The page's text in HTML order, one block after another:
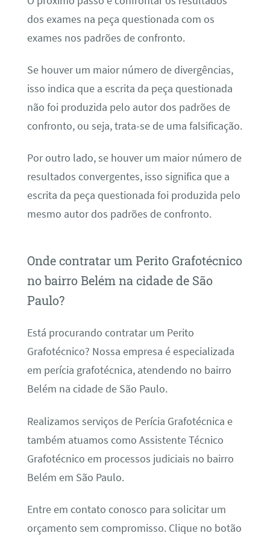
dos exames na peça questionada com os
exames nos padrões de confronto.
Se houver um maior número de divergências,
isso indica que a escrita da peça questionada
não foi produzida pelo autor dos padrões de
confronto, ou seja, trata-se de uma falsificação.
Por outro lado, se houver um maior número de
resultados convergentes, isso significa que a
escrita da peça questionada foi produzida pelo
mesmo autor dos padrões de confronto.
Onde contratar um Perito Grafotécnico
no bairro Belém na cidade de São
Paulo?
Está procurando contratar um Perito
Grafotécnico? Nossa empresa é especializada
em perícia grafotécnica, atendendo no bairro
Belém na cidade de São Paulo.
Realizamos serviços de Perícia Grafotécnica e
também atuamos como Assistente Técnico
Grafotécnico em processos judiciais no bairro
Belém em São Paulo.
Entre em contato conosco para solicitar um
orçamento sem compromisso. Clique no botão